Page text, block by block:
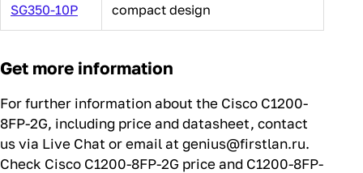
SG350-10P
compact design
Get more information
For further information about the Cisco C1200-
8FP-2G, including price and datasheet, contact
us via Live Chat or email at genius@firstlan.ru.
Check Cisco C1200-8FP-2G price and C1200-8FP-